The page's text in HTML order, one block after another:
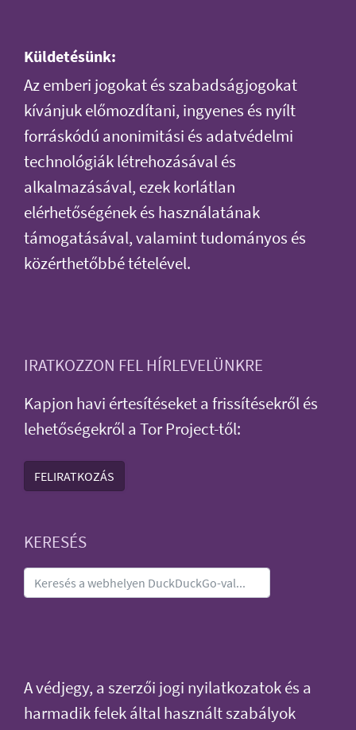
Küldetésünk:
Az emberi jogokat és szabadságjogokat
kívánjuk előmozdítani, ingyenes és nyílt
forráskódú anonimitási és adatvédelmi
technológiák létrehozásával és
alkalmazásával, ezek korlátlan
elérhetőségének és használatának
támogatásával, valamint tudományos és
közérthetőbbé tételével.
IRATKOZZON FEL HÍRLEVELÜNKRE
Kapjon havi értesítéseket a frissítésekről és
lehetőségekről a Tor Project-től:
FELIRATKOZÁS
KERESÉS
A védjegy, a szerzői jogi nyilatkozatok és a
harmadik felek által használt szabályok